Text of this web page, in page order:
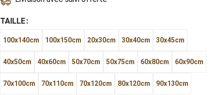
TAILLE
100x140cm 100x150cm 20x30cm 30x40cm 30x45cm
40x50cm 40x60cm 50x70cm 50x75cm 60x80cm 60x90cm
70x100cm 70x110cm 70x120cm 80x120cm 90x130cm